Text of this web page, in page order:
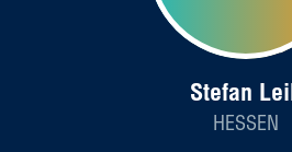
Stefan
HESSEN